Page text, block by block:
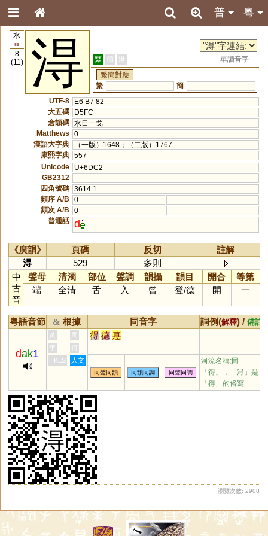
粵
普
水
85
8
(11)
淂 繁 簡 港
單讀音字
繁簡對應
繁
簡
UTF-8
E6 B7 82
大五碼
D5FC
倉頡碼 水日一戈
Matthews
0
漢語大字典
（一版）1648；（二版）1767
康熙字典 557
Unicode
U+6DC2
GB2312
四角號碼 3614.1
頻序 A/B
0
--
頻次 A/B
0
--
普通話 d
《廣韻》 頁碼 反切
註解
淂
529
多則
中
古
音
聲母 清濁 部位 聲調 韻攝 韻目 開合
等第
端
全清 舌 入 曾 登/德 開 一
粵語音節 & 根據 同音字 詞例(解釋) / 備註
dak1
黃 周 得 德 惪
李
何
HKLS
人文
同聲同韻 同韻同調 同聲同調
河流名稱;同
「得 」，「淂」是
「得」的俗寫
瀏覽次數: 2908